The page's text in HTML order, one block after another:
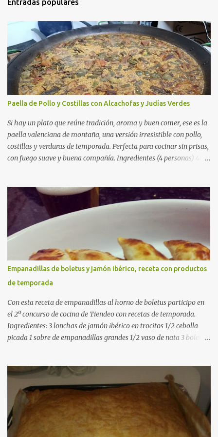
Entradas populares
Paella de Pollo y Costillas con Alcachofas y Judías Verdes
Si hay un plato que reúne tradición, aroma y buen comer, ese es la
paella valenciana de montaña, una versión irresistible con pollo,
costillas y verduras de temporada. Perfecta para cocinar sin prisas,
con fuego suave y buena compañía. Ingredientes (4 personas) 400
verdes planas 2 tomates maduros rallados 1,2 litros de caldo de
pollo (o agua) 1 cucharadita de hebras de azafrán 1 cucharadita de
pimentón dulce 2 dientes de ajo Aceite de oliva virgen extra Sal al
gusto (Opcional) una ramita de romero Elaboración 1. Prepara las
verduras Limpia las alcachofas, retira las hojas duras y córtalas en
cuartos. Trocea las judías verdes. Reserva en agua con limón para
que no se oxiden. 2. Sofríe las carnes En la paellera, añade un buen
chorro de aceite de oliva y dora bien el pollo y las costillas a fuego
medio-alto. Este paso es clave: cuanto más dorado, más sabor ten...
Empanadillas de boletus y jamón ibérico, receta con productos
de temporada
Con esta receta de empanadillas al horno de boletus participo en
el 2º concurso de cocina de Tiendeo con recetas de temporada.
Ingredientes: 3 lonchas de jamón ibérico en trocitos 1/2 cebolla
picada 1 sobre de empanadillas grandes 1/2 vaso de nata 3 boletus
virgen para untar la bandeja de horno Elaboración: Precalentar el
horno a 200ºC .Picamos la cebolla y la doramos en una sartén
grande con el aceite de oliva virgen extra a fuego medio. A
continuación agregamos la nata y los boletus en trocitos
pequeños. Removemos bien y agregamos el jamón ibérico cortado
en trocitos. Picamos los huevos duros y los agregamos a la mezcla